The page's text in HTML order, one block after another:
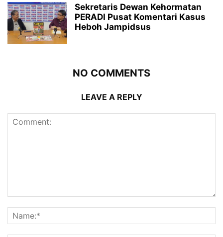
Sekretaris Dewan Kehormatan
PERADI Pusat Komentari Kasus
Heboh Jampidsus
NO COMMENTS
LEAVE A REPLY